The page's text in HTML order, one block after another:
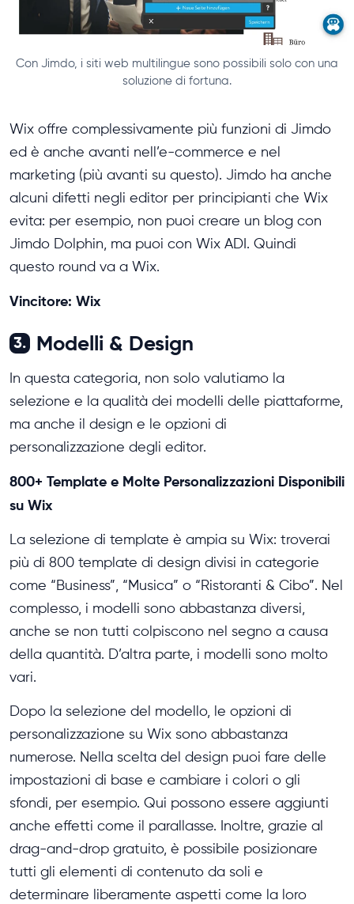
Con Jimdo, i siti web multilingue sono possibili solo con una
soluzione di fortuna.
Wix offre complessivamente più funzioni di Jimdo
ed è anche avanti nell’e-commerce e nel
marketing (più avanti su questo). Jimdo ha anche
alcuni difetti negli editor per principianti che Wix
evita: per esempio, non puoi creare un blog con
Jimdo Dolphin, ma puoi con Wix ADI. Quindi
questo round va a Wix.
Vincitore: Wix
3. Modelli & Design
In questa categoria, non solo valutiamo la
selezione e la qualità dei modelli delle piattaforme,
ma anche il design e le opzioni di
personalizzazione degli editor.
800+ Template e Molte Personalizzazioni Disponibili
su Wix
La selezione di template è ampia su Wix: troverai
più di 800 template di design divisi in categorie
come “Business”, “Musica” o “Ristoranti & Cibo”. Nel
complesso, i modelli sono abbastanza diversi,
anche se non tutti colpiscono nel segno a causa
della quantità. D’altra parte, i modelli sono molto
vari.
Dopo la selezione del modello, le opzioni di
personalizzazione su Wix sono abbastanza
numerose. Nella scelta del design puoi fare delle
impostazioni di base e cambiare i colori o gli
sfondi, per esempio. Qui possono essere aggiunti
anche effetti come il parallasse. Inoltre, grazie al
drag-and-drop gratuito, è possibile posizionare
tutti gli elementi di contenuto da soli e
determinare liberamente aspetti come la loro